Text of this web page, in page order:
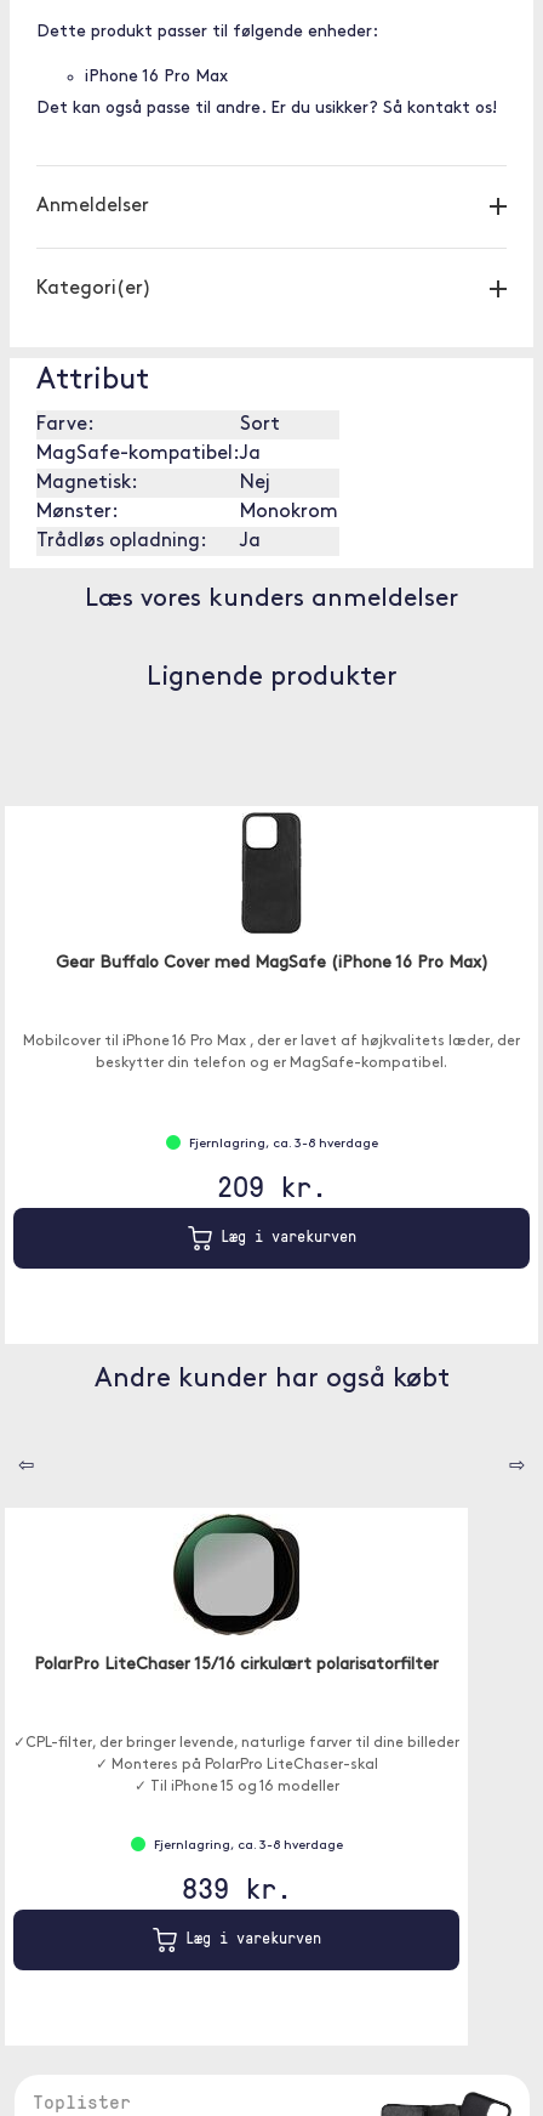
Dette produkt passer til følgende enheder:
iPhone 16 Pro Max
Det kan også passe til andre. Er du usikker? Så kontakt os!
Anmeldelser
Kategori(er)
Attribut
Farve:
Sort
MagSafe-kompatibel:Ja
Magnetisk:
Nej
Mønster:
Monokrom
Trådløs opladning:
Ja
Læs vores kunders anmeldelser
Lignende produkter
Gear Buffalo Cover med MagSafe (iPhone 16 Pro Max)
Mobilcover til iPhone 16 Pro Max , der er lavet af højkvalitets læder, der
beskytter din telefon og er MagSafe-kompatibel.
Fjernlagring, ca. 3-8 hverdage
209 kr.
Læg i varekurven
Andre kunder har også købt
⇦ ⇨
PolarPro LiteChaser 15/16 cirkulært polarisatorfilter
✓CPL-filter, der bringer levende, naturlige farver til dine billeder
✓ Monteres på PolarPro LiteChaser-skal
✓ Til iPhone 15 og 16 modeller
Fjernlagring, ca. 3-8 hverdage
839 kr.
Læg i varekurven
Toplister